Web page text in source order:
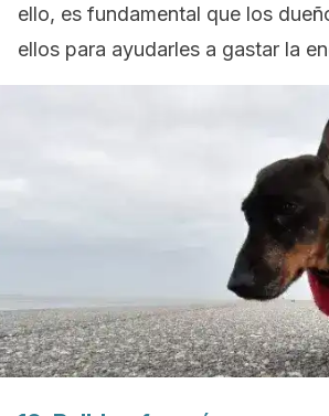
ello, es fundamental que los
ellos para ayudarles a gastar la